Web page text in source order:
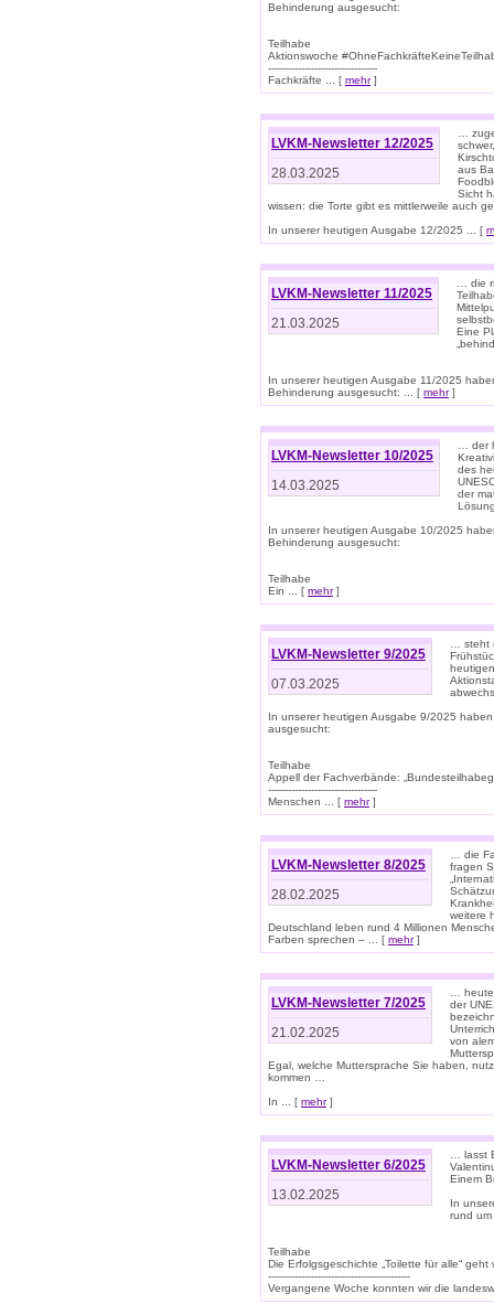
Behinderung ausgesucht:
Teilhabe
Aktionswoche
---------------------------------
Fachkräfte ... [ mehr]
LVKM-Newsletter 12/2025
28.03.2025
…
aus
Sicht
wissen: die Torte gibt es mittlerweile auch
In unserer heutigen Ausgabe 12/2025 ... [
LVKM-Newsletter 11/2025
21.03.2025
… die
Eine
In unserer heutigen Ausgabe 11/2025
Behinderung ausgesucht: ... [ mehr]
LVKM-Newsletter 10/2025
14.03.2025
… der
des
der
In unserer heutigen Ausgabe 10/2025
Behinderung ausgesucht:
Teilhabe
Ein ... [ mehr]
LVKM-Newsletter 9/2025
07.03.2025
… steht
In unserer heutigen Ausgabe 9/2025
ausgesucht:
Teilhabe
Appell der Fachverbände:
---------------------------------
Menschen ... [ mehr]
LVKM-Newsletter 8/2025
28.02.2025
… die
fragen
weitere
Deutschland leben rund 4 Millionen
Farben sprechen – ... [ mehr]
LVKM-Newsletter 7/2025
21.02.2025
…
der
von
Egal, welche Muttersprache Sie haben,
kommen …
In ... [ mehr]
LVKM-Newsletter 6/2025
13.02.2025
… lasst
Einem
In
rund
Teilhabe
Die Erfolgsgeschichte „Toilette für alle“
-------------------------------------------
Vergangene Woche konnten wir die